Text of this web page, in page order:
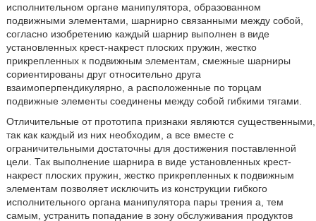
исполнительном органе манипулятора, образованном
подвижными элементами, шарнирно связанными между собой,
согласно изобретению каждый шарнир выполнен в виде
установленных крест-накрест плоских пружин, жестко
прикрепленных к подвижным элементам, смежные шарниры
сориентированы друг относительно друга
взаимоперпендикулярно, а расположенные по торцам
подвижные элементы соединены между собой гибкими тягами.
Отличительные от прототипа признаки являются существенными,
так как каждый из них необходим, а все вместе с
ограничительными достаточны для достижения поставленной
цели. Так выполнение шарнира в виде установленных крест-
накрест плоских пружин, жестко прикрепленных к подвижным
элементам позволяет исключить из конструкции гибкого
исполнительного органа манипулятора пары трения а, тем
самым, устранить попадание в зону обслуживания продуктов